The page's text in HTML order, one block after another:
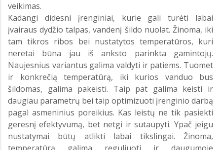
veikimas.
Kadangi didesni įrenginiai, kurie gali turėti labai
įvairaus dydžio talpas, vandenį šildo nuolat. Žinoma, iki
tam tikros ribos bei nustatytos temperatūros, kuri
neretai būna jau iš anksto parinkta gamintojų.
Naujesnius variantus galima valdyti ir patiems. Tuomet
ir konkrečią temperatūrą, iki kurios vanduo bus
šildomas, galima pakeisti. Taip pat galima keisti ir
daugiau parametrų bei taip optimizuoti įrenginio darbą
pagal asmeninius poreikius. Kas leistų ne tik pasiekti
geresnį efektyvumą, bet netgi ir sutaupyti. Ypač jeigu
nustatymai būtų atlikti labai tikslingai. Žinoma,